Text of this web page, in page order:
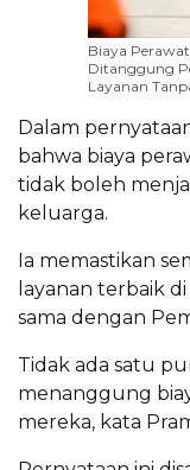
Biaya
Ditanggung
Layanan
Dalam
bahwa biaya
tidak boleh
keluarga.
Ia memastikan
layanan terbaik
sama dengan
Tidak ada satu
menanggung
mereka, kata